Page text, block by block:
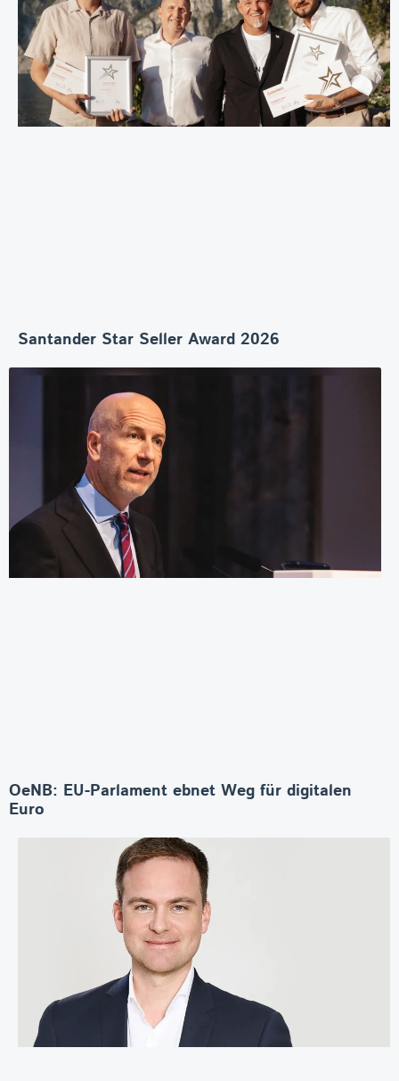
Santander Star Seller Award 2026
OeNB: EU-Parlament ebnet Weg für digitalen
Euro